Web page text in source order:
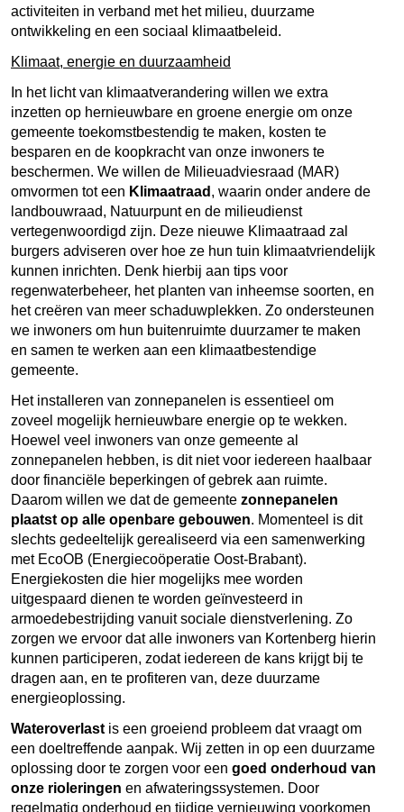
activiteiten in verband met het milieu, duurzame
ontwikkeling en een sociaal klimaatbeleid.
Klimaat, energie en duurzaamheid
In het licht van klimaatverandering willen we extra
inzetten op hernieuwbare en groene energie om onze
gemeente toekomstbestendig te maken, kosten te
besparen en de koopkracht van onze inwoners te
beschermen. We willen de Milieuadviesraad (MAR)
omvormen tot een Klimaatraad , waarin onder andere de
landbouwraad, Natuurpunt en de milieudienst
vertegenwoordigd zijn. Deze nieuwe Klimaatraad zal
burgers adviseren over hoe ze hun tuin klimaatvriendelijk
kunnen inrichten. Denk hierbij aan tips voor
regenwaterbeheer, het planten van inheemse soorten, en
het creëren van meer schaduwplekken. Zo ondersteunen
we inwoners om hun buitenruimte duurzamer te maken
en samen te werken aan een klimaatbestendige
gemeente.
Het installeren van zonnepanelen is essentieel om
zoveel mogelijk hernieuwbare energie op te wekken.
Hoewel veel inwoners van onze gemeente al
zonnepanelen hebben, is dit niet voor iedereen haalbaar
door financiële beperkingen of gebrek aan ruimte.
Daarom willen we dat de gemeente zonnepanelen
plaatst op alle openbare gebouwen. Momenteel is dit
slechts gedeeltelijk gerealiseerd via een samenwerking
met EcoOB (Energiecoöperatie Oost-Brabant).
Energiekosten die hier mogelijks mee worden
uitgespaard dienen te worden geïnvesteerd in
armoedebestrijding vanuit sociale dienstverlening. Zo
zorgen we ervoor dat alle inwoners van Kortenberg hierin
kunnen participeren, zodat iedereen de kans krijgt bij te
dragen aan, en te profiteren van, deze duurzame
energieoplossing.
Wateroverlast is een groeiend probleem dat vraagt om
een doeltreffende aanpak. Wij zetten in op een duurzame
oplossing door te zorgen voor een goed onderhoud van
onze rioleringen en afwateringssystemen. Door
regelmatig onderhoud en tijdige vernieuwing voorkomen